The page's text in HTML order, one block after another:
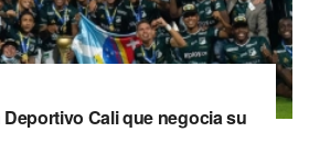
Deportivo Cali que negocia su